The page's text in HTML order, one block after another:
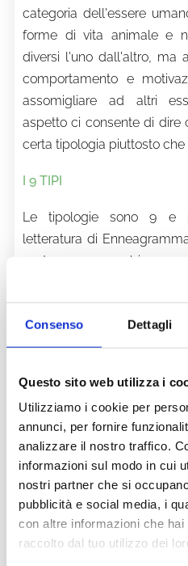
Consenso Dettagli
Questo sito web utilizza i
Utilizziamo i cookie per
annunci, per fornire
analizzare il nostro traffico.
informazioni sul modo in cui
nostri partner che si
pubblicità e social media, i
con altre informazioni che
raccolto dal tuo utilizzo dei
categoria dell'essere
forme di vita animale e
diversi l'uno dall'altro, ma
comportamento e
assomigliare ad altri
aspetto ci consente di dire
certa tipologia piuttosto che
I 9 TIPI
Le tipologie sono 9 e
letteratura di
sostanza non cambia:
Il pragmatico (il
Il romantico (il
bohemien)
L'osservatore (il
Il leale (l'affidabile,
scettico)